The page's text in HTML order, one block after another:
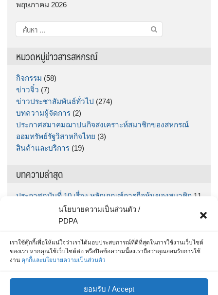
นโยบายความเป็นส่วนตัว /
PDPA
เราใช้คุ๊กกี้เพื่อให้แน่ใจว่าเราได้มอบประสบการณ์ที่ดีที่สุดในการใช้งานเว็บไซต์
ของเรา หากคุณใช้เว็บไซต์ต่อ หรือปิดข้อความนี้ลงเราถือว่าคุณยอมรับการใช้
งาน คุกกี้และนโยบายความเป็นส่วนตัว
ยอมรับ / Accept
พฤษภาคม 2026
ค้นหา
สำหรับ:
หมวดหมู่ข่าวสารสหกรณ์
กิจกรรม (58)
ข่าวจิ๋ว (7)
ข่าวประชาสัมพันธ์ทั่วไป (274)
บทความผู้จัดการ (2)
ประกาศสมาคมฌาปนกิจสงเคราะห์สมาชิกของสหกรณ์
ออมทรัพย์รัฐวิสาหกิจไทย (3)
สินค้าและบริการ (19)
บทความล่าสุด
ประกาศฉบับที่ 10 เรื่อง หลักเกณฑ์การถือหุ้นของสมาชิก 11
มิถุนายน 2026
ประกาศฉบับที่ 9 เรื่อง กำหนดรับฝากเงินออมทรัพย์พิเศษ
30 มิถุนายน 2569 5 มิถุนายน 2026
สำหรับสมาชิก สส.ชสอ โหลด App เลย รู้หมดทุกเรื่อง 25
พฤษภาคม 2026
ประกาศฉบับที่ 8 / 2569 เรื่อง ประกาศรายชื่อผู้ที่ได้รับการ
คัดเลือกเพื่อบรรจุเป็นเจ้าหน้าที่สินเชื่อและการเงิน